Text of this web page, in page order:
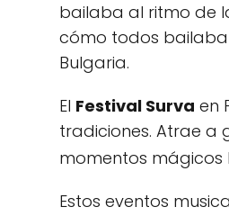
bailaba al ritmo de
cómo todos
Bulgaria.
El Festival Surva en
tradiciones. Atrae a
momentos mágicos
Estos eventos